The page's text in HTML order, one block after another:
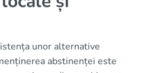
unor alternative
abstinenței este